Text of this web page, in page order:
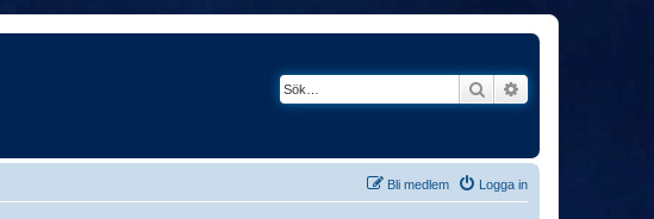
Sök
Logga in
Bli medlem